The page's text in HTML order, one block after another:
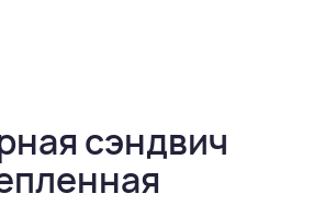
сэндвич